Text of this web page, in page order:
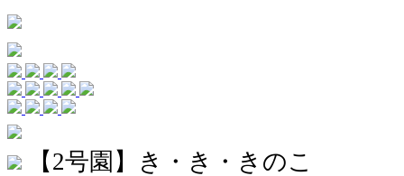
【2号園】き・き・きのこ